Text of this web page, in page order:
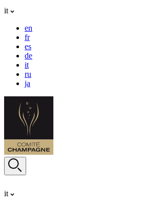
it
en
fr
es
de
it
ru
ja
it